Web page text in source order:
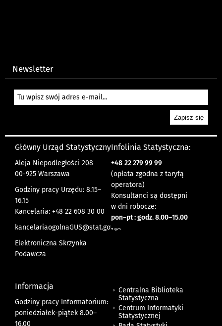
Newsletter
Główny Urząd Statystyczny
Aleja Niepodległości 208
00-925 Warszawa
Godziny pracy Urzędu: 8.15–
16.15
Kancelaria: +48 22 608 30 00
kancelariaogolnaGUS@stat.gov.pl
Elektroniczna Skrzynka
Podawcza
Infolinia Statystyczna:
+48 22 279 99 99
(opłata zgodna z taryfą
operatora)
Konsultanci są dostępni
w dni robocze:
pon–pt : godz. 8.00–15.00
Informacja
Godziny pracy Informatorium:
poniedziałek-piątek 8.00–
16.00
Centralna Biblioteka
Statystyczna
Centrum Informatyki
Statystycznej